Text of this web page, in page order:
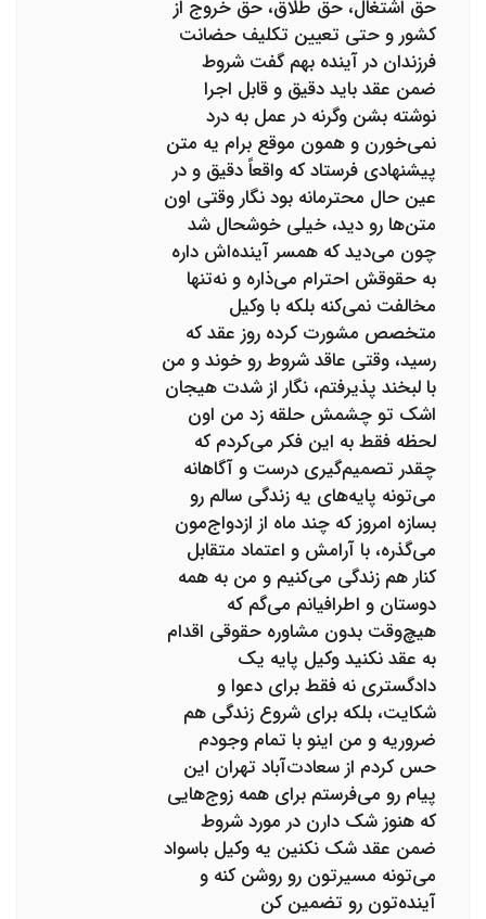
حق اشتغال، حق طلاق، حق خروج از
کشور و حتی تعیین تکلیف حضانت
فرزندان در آینده بهم گفت شروط
ضمن عقد باید دقیق و قابل اجرا
نوشته بشن وگرنه در عمل به درد
نمی‌خورن و همون موقع برام یه متن
پیشنهادی فرستاد که واقعاً دقیق و در
عین حال محترمانه بود نگار وقتی اون
متن‌ها رو دید، خیلی خوشحال شد
چون می‌دید که همسر آینده‌اش داره
به حقوقش احترام می‌ذاره و نه‌تنها
مخالفت نمی‌کنه بلکه با وکیل
متخصص مشورت کرده روز عقد که
رسید، وقتی عاقد شروط رو خوند و من
با لبخند پذیرفتم، نگار از شدت هیجان
اشک تو چشمش حلقه زد من اون
لحظه فقط به این فکر می‌کردم که
چقدر تصمیم‌گیری درست و آگاهانه
می‌تونه پایه‌های یه زندگی سالم رو
بسازه امروز که چند ماه از ازدواج‌مون
می‌گذره، با آرامش و اعتماد متقابل
کنار هم زندگی می‌کنیم و من به همه
دوستان و اطرافیانم می‌گم که
هیچ‌وقت بدون مشاوره حقوقی اقدام
به عقد نکنید وکیل پایه یک
دادگستری نه فقط برای دعوا و
شکایت، بلکه برای شروع زندگی هم
ضروریه و من اینو با تمام وجودم
حس کردم از سعادت‌آباد تهران این
پیام رو می‌فرستم برای همه زوج‌هایی
که هنوز شک دارن در مورد شروط
ضمن عقد شک نکنین یه وکیل باسواد
می‌تونه مسیرتون رو روشن کنه و
آینده‌تون رو تضمین کن